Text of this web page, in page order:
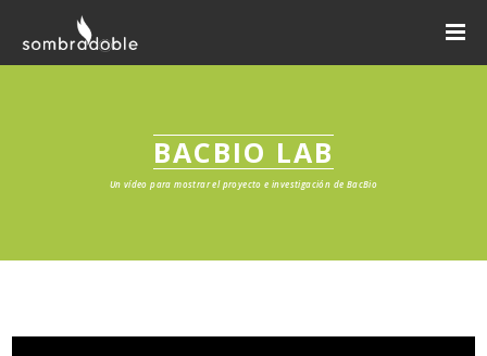
BACBIO LAB
Un vídeo para mostrar el proyecto e investigación de BacBio